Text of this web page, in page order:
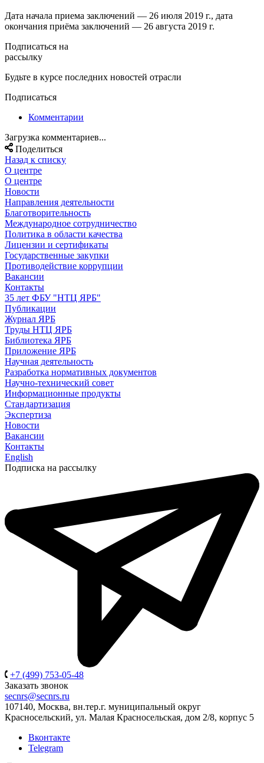
Дата начала приема заключений — 26 июля 2019 г., дата
окончания приёма заключений — 26 августа 2019 г.
Подписаться на
рассылку
Будьте в курсе последних новостей отрасли
Подписаться
Комментарии
Загрузка комментариев...
Поделиться
Назад к списку
О центре
О центре
Новости
Направления деятельности
Благотворительность
Международное сотрудничество
Политика в области качества
Лицензии и сертификаты
Государственные закупки
Противодействие коррупции
Вакансии
Контакты
35 лет ФБУ "НТЦ ЯРБ"
Публикации
Журнал ЯРБ
Труды НТЦ ЯРБ
Библиотека ЯРБ
Приложение ЯРБ
Научная деятельность
Разработка нормативных документов
Научно-технический совет
Информационные продукты
Стандартизация
Экспертиза
Новости
Вакансии
Контакты
English
Подписка на рассылку
+7 (499) 753-05-48
Заказать звонок
secnrs@secnrs.ru
107140, Москва, вн.тер.г. муниципальный округ
Красносельский, ул. Малая Красносельская, дом 2/8, корпус 5
Вконтакте
Telegram